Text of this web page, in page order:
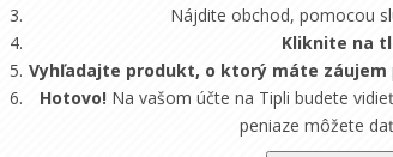
Nájdite obchod, pomocou
Kliknite na
Vyhľadajte produkt, o ktorý máte záujem
Hotovo!Na vašom účte na Tipli budete
peniaze môžete